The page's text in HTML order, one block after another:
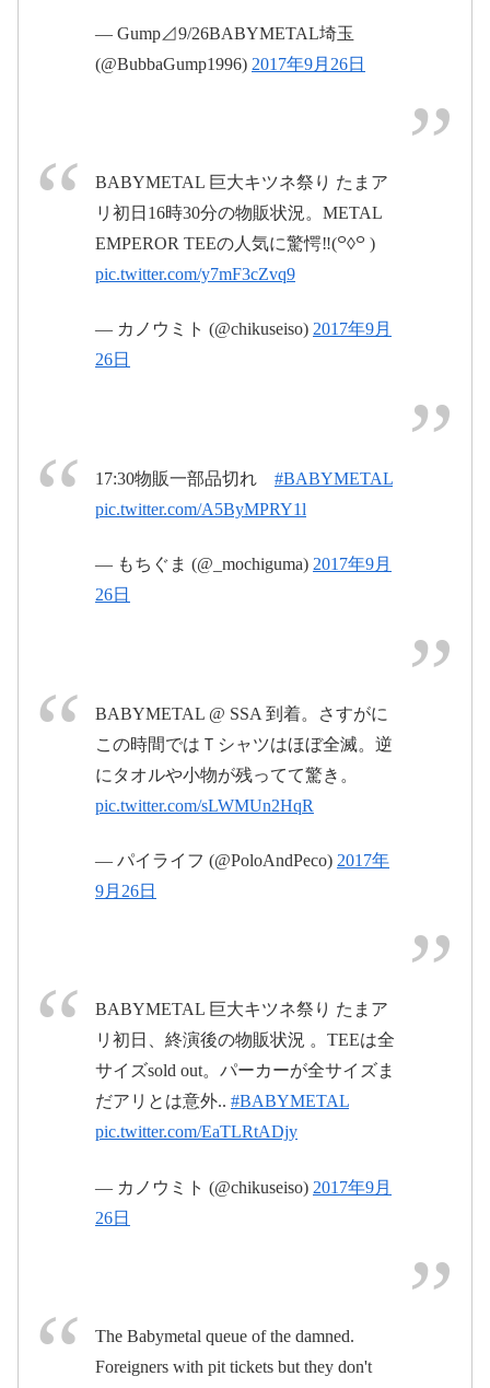
2017年9
月26日
pic.twitter.com/0wQPsC1bpM
2017年9月26日
pic.twitter.com/E7LCiSBUJK
#BABYMETAL #巨大キツネ祭り
2017年9月
26日
2017年9月
2017年9月27日
2017年9月27日
2017年9月26日
pic.twitter.com/EQjMPtXJtP
— Gump⊿9/26BABYMETAL埼玉
(@BubbaGump1996) 2017年9月26日
BABYMETAL 巨大キツネ祭り たまア
リ初日16時30分の物販状況。METAL
EMPEROR TEEの人気に驚愕‼︎(꒪◊꒪ )
pic.twitter.com/y7mF3cZvq9
— カノウミト (@chikuseiso) 2017年9月
26日
17:30物販一部品切れ #BABYMETAL
pic.twitter.com/A5ByMPRY1l
— もちぐま (@_mochiguma) 2017年9月
26日
BABYMETAL @ SSA 到着。さすがに
この時間ではＴシャツはほぼ全滅。逆
にタオルや小物が残ってて驚き。
pic.twitter.com/sLWMUn2HqR
— パイライフ (@PoloAndPeco) 2017年
9月26日
BABYMETAL 巨大キツネ祭り たまア
リ初日、終演後の物販状況 。TEEは全
サイズsold out。パーカーが全サイズま
だアリとは意外.. #BABYMETAL
pic.twitter.com/EaTLRtADjy
— カノウミト (@chikuseiso) 2017年9月
26日
The Babymetal queue of the damned.
Foreigners with pit tickets but they don't